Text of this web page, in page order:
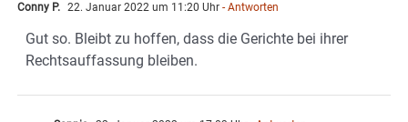
Conny P. 22. Januar 2022 um 11:20 Uhr - Antworten
Gut so. Bleibt zu hoffen, dass die Gerichte bei ihrer
Rechtsauffassung bleiben.